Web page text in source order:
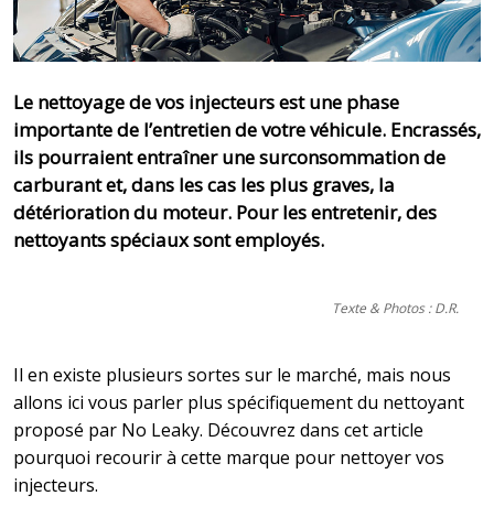
Le nettoyage de vos injecteurs est une phase
importante de l’entretien de votre véhicule. Encrassés,
ils pourraient entraîner une surconsommation de
carburant et, dans les cas les plus graves, la
détérioration du moteur. Pour les entretenir, des
nettoyants spéciaux sont employés.
Texte & Photos : D.R.
Il en existe plusieurs sortes sur le marché, mais nous
allons ici vous parler plus spécifiquement du nettoyant
proposé par No Leaky. Découvrez dans cet article
pourquoi recourir à cette marque pour nettoyer vos
injecteurs.